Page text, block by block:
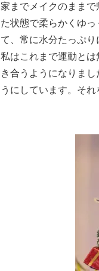
家までメイクのまま
た状態で柔らかくゆ
て、常に水分たっぷり
私はこれまで運動と
き合うようになりま
うにしています。そ